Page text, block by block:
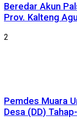
Beredar Akun
Prov. Kalteng
2
Pemdes Muara
Desa (DD)